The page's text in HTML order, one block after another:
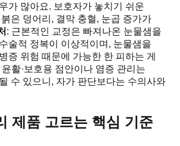
가 많아요. 보호자가 놓치기 쉬운
은 덩어리, 결막 충혈, 눈곱 증가가
: 근본적인 교정은 빠져나온 눈물샘을
술적 정복이 이상적이며, 눈물샘을
증 위험 때문에 가능한 한 피하는 게
윤활·보호용 점안이나 염증 관리는
수 있으니, 자가 판단보다는 수의사와
제품 고르는 핵심 기준